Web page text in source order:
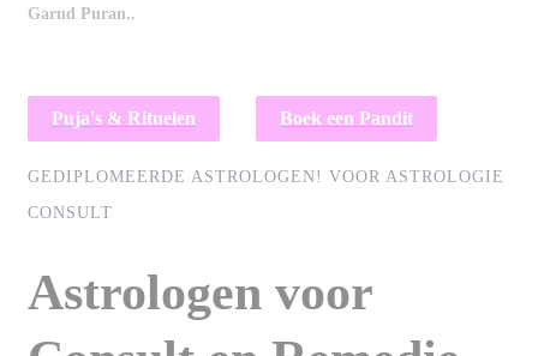
Garud Puran..
Puja's & Rituelen Boek een Pandit
GEDIPLOMEERDE ASTROLOGEN! VOOR ASTROLOGIE
CONSULT
Astrologen voor